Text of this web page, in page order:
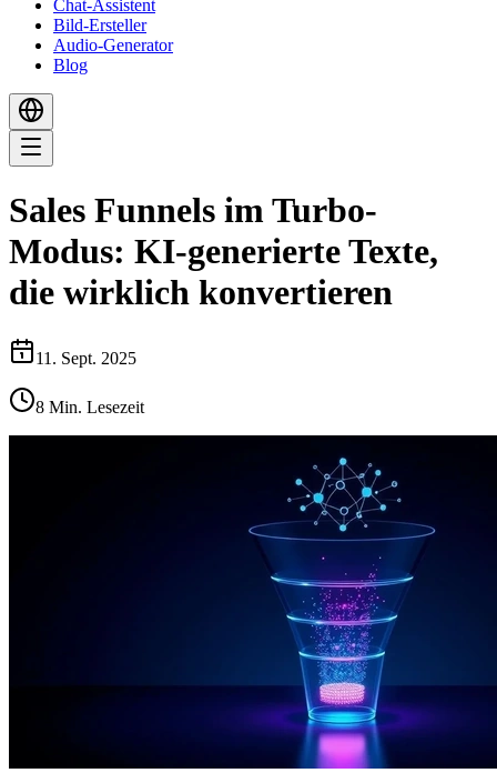
Chat-Assistent
Bild-Ersteller
Audio-Generator
Blog
Sales Funnels im Turbo-
Modus: KI-generierte Texte,
die wirklich konvertieren
11. Sept. 2025
8 Min. Lesezeit